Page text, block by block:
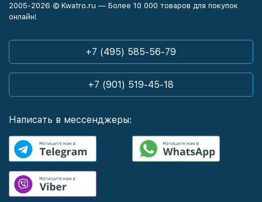
2005-2026 © Kwatro.ru — Более 10 000 товаров для покупок
онлайн!
+7 (495) 585-56-79
+7 (901) 519-45-18
Написать в мессенджеры: